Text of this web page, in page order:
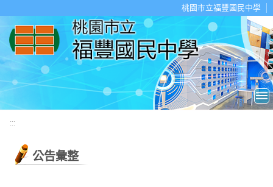
桃園市立福豐國民中學
:::
公告彙整